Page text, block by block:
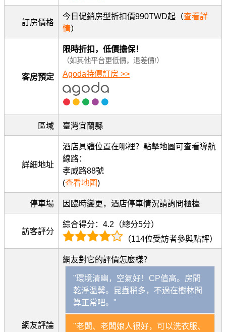
訂房價格
今日促銷房型折扣價990TWD起（查看詳
情）
客房預定
限時折扣，低價擔保！
（如其他平台更低價，退差價!）
Agoda特價訂房 >>
區域 臺灣宜蘭縣
詳細地址
酒店具體位置在哪裡？點擊地圖可查看導航
線路：
孝威路88號
(查看地圖)
停車場 因臨時變更，酒店停車情況請詢問櫃檯
訪客評分
綜合得分：4.2（總分5分）
（114位受訪者參與點評）
網友評論
網友對它的評價怎麼樣？
"環境清幽，空氣好！CP值高。房間
乾淨溫馨。昆蟲稍多，不過在樹林間
算正常吧。"
"老闆、老闆娘人很好，可以洗衣服、